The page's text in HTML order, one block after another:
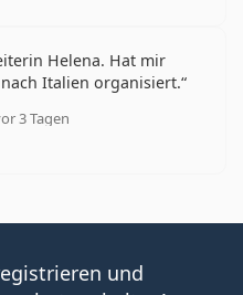
Helena. Hat mir
Italien organisiert.
3 Tagen
5 aus 5
und